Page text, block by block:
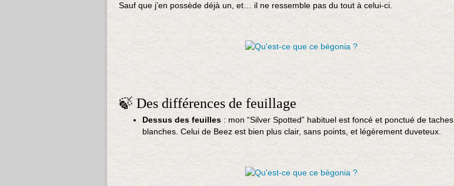
Sauf que j’en possède déjà un, et… il ne ressemble pas du tout à celui-ci.
🍃 Des différences de feuillage
Dessus des feuilles : mon “Silver Spotted” habituel est foncé et ponctué de taches
blanches. Celui de Beez est bien plus clair, sans points, et légèrement duveteux.